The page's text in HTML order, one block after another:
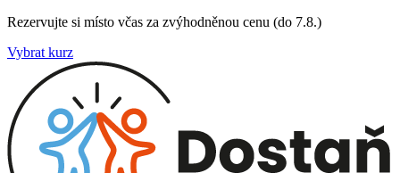
Rezervujte si místo včas za zvýhodněnou cenu (do 7.8.)
Vybrat kurz